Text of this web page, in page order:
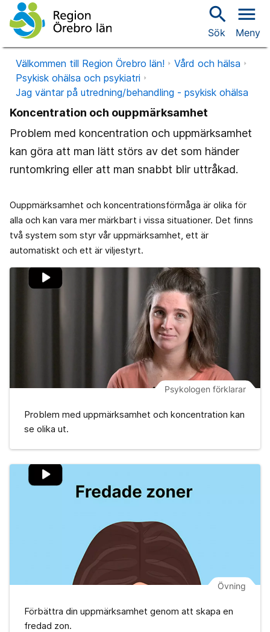
search
Sök
menu
Meny
Välkommen till Region Örebro län!
Vård och hälsa
Psykisk ohälsa och psykiatri
Jag väntar på utredning/behandling - psykisk ohälsa
Koncentration och ouppmärksamhet
Problem med koncentration och uppmärksamhet
kan göra att man lätt störs av det som händer
runtomkring eller att man snabbt blir uttråkad.
Ouppmärksamhet och koncentrationsförmåga är olika för
alla och kan vara mer märkbart i vissa situationer. Det finns
två system som styr vår uppmärksamhet, ett är
automatiskt och ett är viljestyrt.
Psykologen förklarar
Problem med uppmärksamhet och koncentration kan
se olika ut.
Övning
Förbättra din uppmärksamhet genom att skapa en
fredad zon.